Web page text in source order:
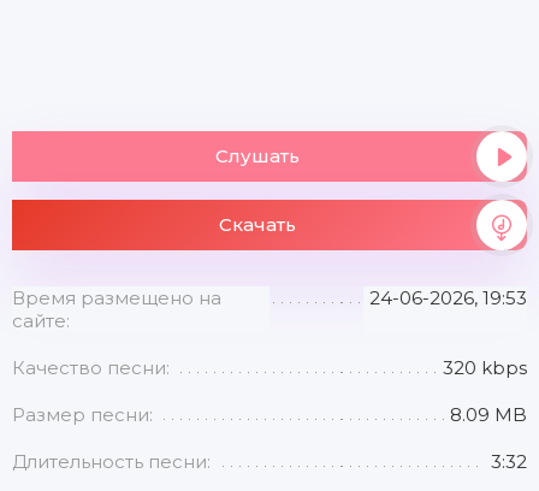
Слушать
Скачать
Время размещено на
сайте:
24-06-2026, 19:53
Качество песни: 320 kbps
Размер песни: 8.09 MB
Длительность песни: 3:32